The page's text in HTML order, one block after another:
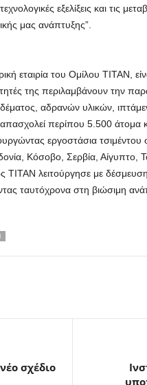
εξελίξεις και τις
μας ανάπτυξης”.
εταιρία του Ομίλου ΤΙΤΑΝ,
της περιλαμβάνουν την
αδρανών υλικών,
περίπου 5.500 άτομα
εργοστάσια
Κόσοβο, Σερβία, Αίγυπτο,
TITAN λειτούργησε με
ταυτόχρονα στη βιώσιμη
σχέδιο